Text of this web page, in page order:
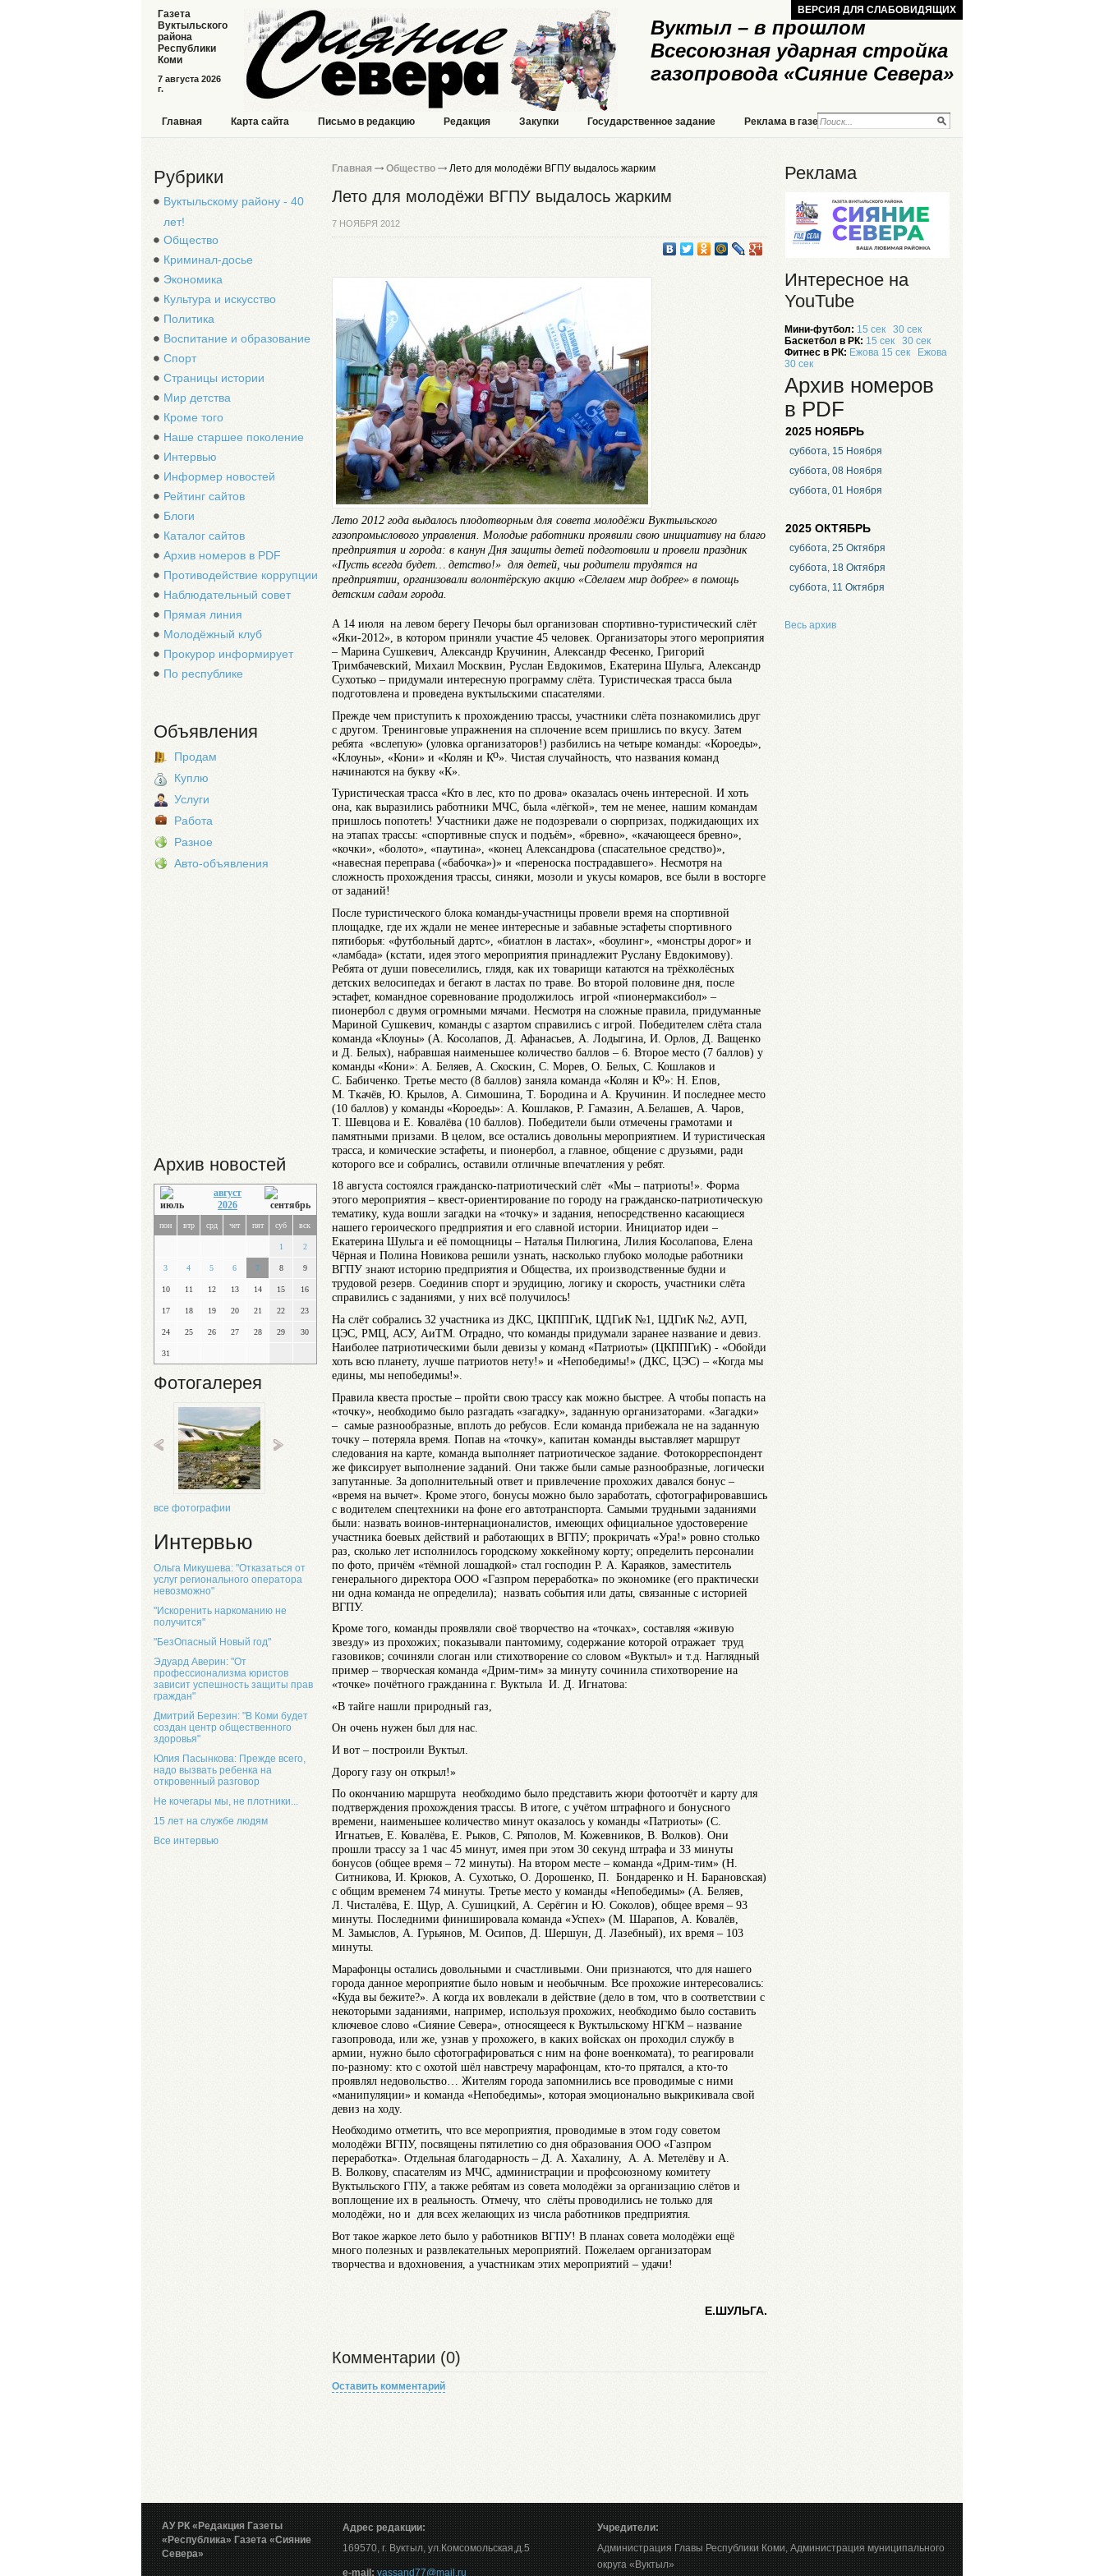
Вуктыл – в прошлом
Всесоюзная ударная стройка
газопровода «Сияние Севера»
7 августа 2026
г.
Газета
Вуктыльского
района
Республики
Коми
ВЕРСИЯ ДЛЯ СЛАБОВИДЯЩИХ
Главная Карта сайта Письмо в редакцию Редакция Закупки Государственное задание Реклама в газете Реклама на сайте
Рубрики
Вуктыльскому району - 40
лет!
Общество
Криминал-досье
Экономика
Культура и искусство
Политика
Воспитание и образование
Спорт
Страницы истории
Мир детства
Кроме того
Наше старшее поколение
Интервью
Информер новостей
Рейтинг сайтов
Блоги
Каталог сайтов
Архив номеров в PDF
Противодействие коррупции
Наблюдательный совет
Прямая линия
Молодёжный клуб
Прокурор информирует
По республике
Объявления
Продам
Куплю
Услуги
Работа
Разное
Авто-объявления
Архив новостей
август
2026
пон втр срд чет пят суб вск
1 2
3 4 5 6 7 8 9
10 11 12 13 14 15 16
17 18 19 20 21 22 23
24 25 26 27 28 29 30
31
Фотогалерея
все фотографии
Интервью
Ольга Микушева: "Отказаться от
услуг регионального оператора
невозможно"
"Искоренить наркоманию не
получится"
"БезОпасный Новый год"
Эдуард Аверин: "От
профессионализма юристов
зависит успешность защиты прав
граждан"
Дмитрий Березин: "В Коми будет
создан центр общественного
здоровья"
Юлия Пасынкова: Прежде всего,
надо вызвать ребенка на
откровенный разговор
Не кочегары мы, не плотники...
15 лет на службе людям
Все интервью
Главная Общество Лето для молодёжи ВГПУ выдалось жарким
Лето для молодёжи ВГПУ выдалось жарким
7 НОЯБРЯ 2012
Лето 2012 года выдалось плодотворным для совета молодёжи Вуктыльского
газопромыслового управления. Молодые работники проявили свою инициативу на благо
предприятия и города: в канун Дня защиты детей подготовили и провели праздник
«Пусть всегда будет… детство!» для детей, чьи родители трудятся на
предприятии, организовали волонтёрскую акцию «Сделаем мир добрее» в помощь
детским садам города.
А 14 июля на левом берегу Печоры был организован спортивно-туристический слёт
«Яки-2012», в котором приняли участие 45 человек. Организаторы этого мероприятия
– Марина Сушкевич, Александр Кручинин, Александр Фесенко, Григорий
Тримбачевский, Михаил Москвин, Руслан Евдокимов, Екатерина Шульга, Александр
Сухотько – придумали интересную программу слёта. Туристическая трасса была
подготовлена и проведена вуктыльскими спасателями.
Прежде чем приступить к прохождению трассы, участники слёта познакомились друг
с другом. Тренинговые упражнения на сплочение всем пришлись по вкусу. Затем
ребята «вслепую» (уловка организаторов!) разбились на четыре команды: «Короеды»,
«Клоуны», «Кони» и «Колян и Ко». Чистая случайность, что названия команд
начинаются на букву «К».
Туристическая трасса «Кто в лес, кто по дрова» оказалась очень интересной. И хоть
она, как выразились работники МЧС, была «лёгкой», тем не менее, нашим командам
пришлось попотеть! Участники даже не подозревали о сюрпризах, поджидающих их
на этапах трассы: «спортивные спуск и подъём», «бревно», «качающееся бревно»,
«кочки», «болото», «паутина», «конец Александрова (спасательное средство)»,
«навесная переправа («бабочка»)» и «переноска пострадавшего». Несмотря на
сложность прохождения трассы, синяки, мозоли и укусы комаров, все были в восторге
от заданий!
После туристического блока команды-участницы провели время на спортивной
площадке, где их ждали не менее интересные и забавные эстафеты спортивного
пятиборья: «футбольный дартс», «биатлон в ластах», «боулинг», «монстры дорог» и
«ламбада» (кстати, идея этого мероприятия принадлежит Руслану Евдокимову).
Ребята от души повеселились, глядя, как их товарищи катаются на трёхколёсных
детских велосипедах и бегают в ластах по траве. Во второй половине дня, после
эстафет, командное соревнование продолжилось игрой «пионермаксибол» –
пионербол с двумя огромными мячами. Несмотря на сложные правила, придуманные
Мариной Сушкевич, команды с азартом справились с игрой. Победителем слёта стала
команда «Клоуны» (А. Косолапов, Д. Афанасьев, А. Лодыгина, И. Орлов, Д. Ващенко
и Д. Белых), набравшая наименьшее количество баллов – 6. Второе место (7 баллов) у
команды «Кони»: А. Беляев, А. Скоскин, С. Морев, О. Белых, С. Кошлаков и
С. Бабиченко. Третье место (8 баллов) заняла команда «Колян и Ко»: Н. Епов,
М. Ткачёв, Ю. Крылов, А. Симошина, Т. Бородина и А. Кручинин. И последнее место
(10 баллов) у команды «Короеды»: А. Кошлаков, Р. Гамазин, А.Белашев, А. Чаров,
Т. Шевцова и Е. Ковалёва (10 баллов). Победители были отмечены грамотами и
памятными призами. В целом, все остались довольны мероприятием. И туристическая
трасса, и комические эстафеты, и пионербол, а главное, общение с друзьями, ради
которого все и собрались, оставили отличные впечатления у ребят.
18 августа состоялся гражданско-патриотический слёт «Мы – патриоты!». Форма
этого мероприятия – квест-ориентирование по городу на гражданско-патриотическую
тематику, куда вошли загадки на «точку» и задания, непосредственно касающиеся
нашего героического предприятия и его славной истории. Инициатор идеи –
Екатерина Шульга и её помощницы – Наталья Пилюгина, Лилия Косолапова, Елена
Чёрная и Полина Новикова решили узнать, насколько глубоко молодые работники
ВГПУ знают историю предприятия и Общества, их производственные будни и
трудовой резерв. Соединив спорт и эрудицию, логику и скорость, участники слёта
справились с заданиями, у них всё получилось!
На слёт собрались 32 участника из ДКС, ЦКППГиК, ЦДГиК №1, ЦДГиК №2, АУП,
ЦЭС, РМЦ, АСУ, АиТМ. Отрадно, что команды придумали заранее название и девиз.
Наиболее патриотическими были девизы у команд «Патриоты» (ЦКППГиК) - «Обойди
хоть всю планету, лучше патриотов нету!» и «Непобедимы!» (ДКС, ЦЭС) – «Когда мы
едины, мы непобедимы!».
Правила квеста простые – пройти свою трассу как можно быстрее. А чтобы попасть на
«точку», необходимо было разгадать «загадку», заданную организаторами. «Загадки»
– самые разнообразные, вплоть до ребусов. Если команда прибежала не на заданную
точку – потеряла время. Попав на «точку», капитан команды выставляет маршрут
следования на карте, команда выполняет патриотическое задание. Фотокорреспондент
же фиксирует выполнение заданий. Они также были самые разнообразные, логически
запутанные. За дополнительный ответ и привлечение прохожих давался бонус –
«время на вычет». Кроме этого, бонусы можно было заработать, сфотографировавшись
с водителем спецтехники на фоне его автотранспорта. Самыми трудными заданиями
были: назвать воинов-интернационалистов, имеющих официальное удостоверение
участника боевых действий и работающих в ВГПУ; прокричать «Ура!» ровно столько
раз, сколько лет исполнилось городскому хоккейному корту; определить персоналии
по фото, причём «тёмной лошадкой» стал господин Р. А. Караяков, заместитель
генерального директора ООО «Газпром переработка» по экономике (его практически
ни одна команда не определила); назвать события или даты, связанные с историей
ВГПУ.
Кроме того, команды проявляли своё творчество на «точках», составляя «живую
звезду» из прохожих; показывали пантомиму, содержание которой отражает труд
газовиков; сочиняли слоган или стихотворение со словом «Вуктыл» и т.д. Наглядный
пример – творческая команда «Дрим-тим» за минуту сочинила стихотворение на
«точке» почётного гражданина г. Вуктыла И. Д. Игнатова:
«В тайге нашли природный газ,
Он очень нужен был для нас.
И вот – построили Вуктыл.
Дорогу газу он открыл!»
По окончанию маршрута необходимо было представить жюри фотоотчёт и карту для
подтверждения прохождения трассы. В итоге, с учётом штрафного и бонусного
времени, наименьшее количество минут оказалось у команды «Патриоты» (С.
Игнатьев, Е. Ковалёва, Е. Рыков, С. Ряполов, М. Кожевников, В. Волков). Они
прошли трассу за 1 час 45 минут, имея при этом 30 секунд штрафа и 33 минуты
бонусов (общее время – 72 минуты). На втором месте – команда «Дрим-тим» (Н.
Ситникова, И. Крюков, А. Сухотько, О. Дорошенко, П. Бондаренко и Н. Барановская)
с общим временем 74 минуты. Третье место у команды «Непобедимы» (А. Беляев,
Л. Чисталёва, Е. Щур, А. Сушицкий, А. Серёгин и Ю. Соколов), общее время – 93
минуты. Последними финишировала команда «Успех» (М. Шарапов, А. Ковалёв,
М. Замыслов, А. Гурьянов, М. Осипов, Д. Шершун, Д. Лазебный), их время – 103
минуты.
Марафонцы остались довольными и счастливыми. Они признаются, что для нашего
города данное мероприятие было новым и необычным. Все прохожие интересовались:
«Куда вы бежите?». А когда их вовлекали в действие (дело в том, что в соответствии с
некоторыми заданиями, например, используя прохожих, необходимо было составить
ключевое слово «Сияние Севера», относящееся к Вуктыльскому НГКМ – название
газопровода, или же, узнав у прохожего, в каких войсках он проходил службу в
армии, нужно было сфотографироваться с ним на фоне военкомата), то реагировали
по-разному: кто с охотой шёл навстречу марафонцам, кто-то прятался, а кто-то
проявлял недовольство… Жителям города запомнились все проводимые с ними
«манипуляции» и команда «Непобедимы», которая эмоционально выкрикивала свой
девиз на ходу.
Необходимо отметить, что все мероприятия, проводимые в этом году советом
молодёжи ВГПУ, посвящены пятилетию со дня образования ООО «Газпром
переработка». Отдельная благодарность – Д. А. Хахалину, А. А. Метелёву и А.
В. Волкову, спасателям из МЧС, администрации и профсоюзному комитету
Вуктыльского ГПУ, а также ребятам из совета молодёжи за организацию слётов и
воплощение их в реальность. Отмечу, что слёты проводились не только для
молодёжи, но и для всех желающих из числа работников предприятия.
Вот такое жаркое лето было у работников ВГПУ! В планах совета молодёжи ещё
много полезных и развлекательных мероприятий. Пожелаем организаторам
творчества и вдохновения, а участникам этих мероприятий – удачи!
Е.ШУЛЬГА.
Комментарии (0)
Оставить комментарий
Реклама
Интересное на
YouTube
Мини-футбол: 15 сек
30 сек
Баскетбол в РК: 15 сек
30 сек
Фитнес в РК: Ежова 15 сек
Ежова
30 сек
Архив номеров
в PDF
2025 НОЯБРЬ
суббота, 15 Ноября
суббота, 08 Ноября
суббота, 01 Ноября
2025 ОКТЯБРЬ
суббота, 25 Октября
суббота, 18 Октября
суббота, 11 Октября
Весь архив
АУ РК «Редакция Газеты
«Республика» Газета «Сияние
Севера»
Адрес редакции:
169570, г. Вуктыл, ул.Комсомольская,д.5
е-mail: vassand77@mail.ru
Учредители:
Администрация Главы Республики Коми, Администрация муниципального
округа «Вуктыл»